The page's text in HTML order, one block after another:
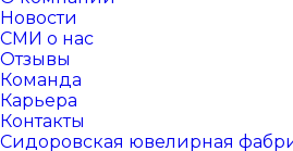
Новости
СМИ о нас
Отзывы
Команда
Карьера
Контакты
Сидоровская ювелирная